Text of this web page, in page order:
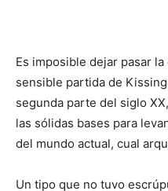
Es imposible dejar pasar
sensible partida de
segunda parte del siglo
las sólidas bases para
del mundo actual, cual
Un tipo que no tuvo